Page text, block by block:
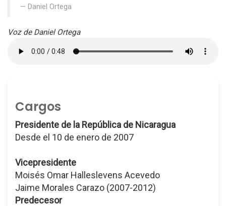
Daniel Ortega
Voz de Daniel Ortega
Cargos
Presidente de la República de Nicaragua
Desde el 10 de enero de 2007
Vicepresidente
Moisés Omar Halleslevens Acevedo
Jaime Morales Carazo (2007-2012)
Predecesor